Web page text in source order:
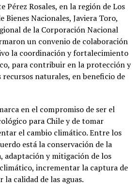
Pérez Rosales, en la región de Los
Bienes Nacionales, Javiera Toro,
de la Corporación Nacional
un convenio de colaboración
la coordinación y fortalecimiento
para contribuir en la protección y
recursos naturales, en beneficio de
en el compromiso de ser el
para Chile y de tomar
el cambio climático. Entre los
está la conservación de la
adaptación y mitigación de los
incrementar la captura de
la calidad de las aguas.